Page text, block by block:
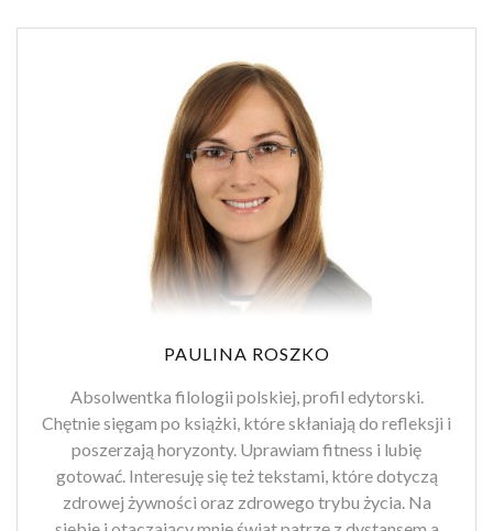
PAULINA ROSZKO
Absolwentka filologii polskiej, profil edytorski.
Chętnie sięgam po książki, które skłaniają do refleksji i
poszerzają horyzonty. Uprawiam fitness i lubię
gotować. Interesuję się też tekstami, które dotyczą
zdrowej żywności oraz zdrowego trybu życia. Na